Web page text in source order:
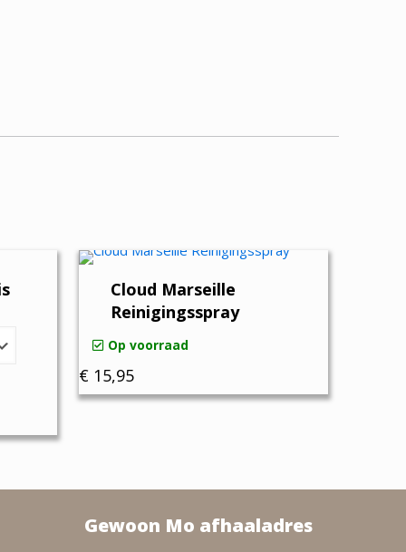
Cloud Marseille
Reinigingsspray
Op voorraad
€15,95
Gewoon Mo afhaaladres